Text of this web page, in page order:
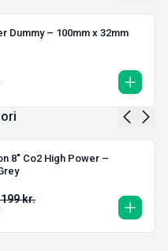
Dummy – 100mm x 32mm
8″ Co2 High Power –
kr.